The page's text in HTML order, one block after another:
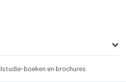
boeken en brochures